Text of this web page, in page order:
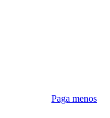
Paga menos